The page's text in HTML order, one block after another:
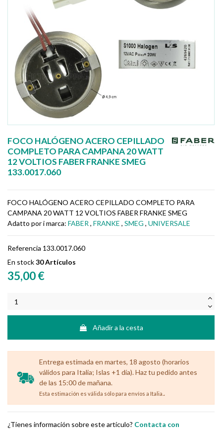
FOCO HALÓGENO ACERO CEPILLADO
COMPLETO PARA CAMPANA 20 WATT
12 VOLTIOS FABER FRANKE SMEG
133.0017.060
FOCO HALÓGENO ACERO CEPILLADO COMPLETO PARA
CAMPANA 20 WATT 12 VOLTIOS FABER FRANKE SMEG
Adatto por i marca: FABER , FRANKE , SMEG , UNIVERSALE
Referencia 133.0017.060
En stock30 Artículos
35,00 €
Añadir a la cesta
Entrega estimada en martes, 18 agosto (horarios
válidos para Italia; Islas +1 día). Haz tu pedido antes
de las 15:00 de mañana.
Esta estimación es válida sólo para envíos a Italia. .
¿Tienes información sobre este artículo? Contacta con